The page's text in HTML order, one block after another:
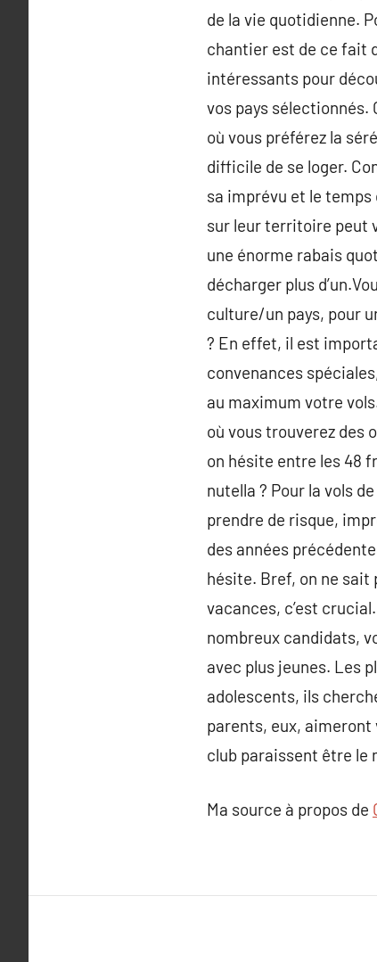
de la vie quotidienne.
chantier est de ce fait
intéressants pour
vos pays
où vous préférez la
difficile de se loger.
sa imprévu et le
sur leur territoire peut
une énorme rabais
décharger plus
culture/un pays, pour
? En effet, il est
convenances
au maximum votre
où vous trouverez des
on hésite entre les 48
nutella ? Pour la vols
prendre de risque,
des années
hésite. Bref, on ne sait
vacances, c’est
nombreux candidats,
avec plus jeunes. Les
adolescents, ils
parents, eux, aimeront
club paraissent être le
Ma source à propos de